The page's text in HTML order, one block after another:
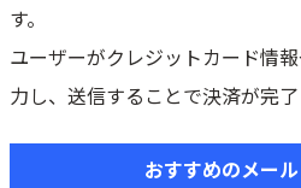
成ツールの利用
1．豊富な決済手段で購入者の選択肢が
す。
ユーザーがクレジットカード情
力し、送信することで決済が完了
おすすめのメー